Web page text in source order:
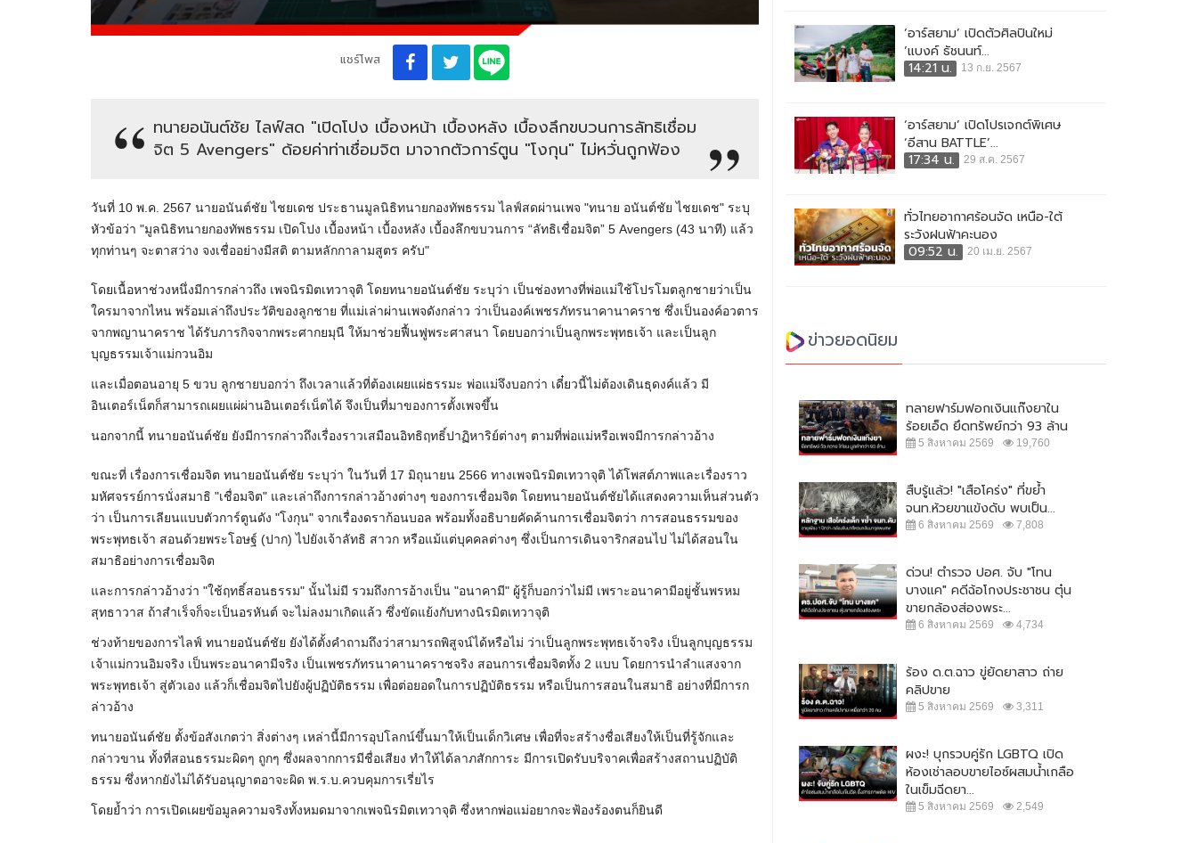
แชร์โพส
ทนายอนันต์ชัย ไลฟ์สด "เปิดโปง เบื้องหน้า เบื้องหลัง เบื้องลึกขบวนการลัทธิเชื่อม
จิต 5 Avengers" ด้อยค่าท่าเชื่อมจิต มาจากตัวการ์ตูน "โงกุน" ไม่หวั่นถูกฟ้อง
วันที่ 10 พ.ค. 2567 นายอนันต์ชัย ไชยเดช ประธานมูลนิธิทนายกองทัพธรรม ไลฟ์สดผ่านเพจ "ทนาย อนันต์ชัย ไชยเดช" ระบุ
หัวข้อว่า "มูลนิธิทนายกองทัพธรรม เปิดโปง เบื้องหน้า เบื้องหลัง เบื้องลึกขบวนการ “ลัทธิเชื่อมจิต” 5 Avengers (43 นาที) แล้ว
ทุกท่านๆ จะตาสว่าง จงเชื่ออย่างมีสติ ตามหลักกาลามสูตร ครับ"
โดยเนื้อหาช่วงหนึ่งมีการกล่าวถึง เพจนิรมิตเทวาจุติ โดยทนายอนันต์ชัย ระบุว่า เป็นช่องทางที่พ่อแม่ใช้โปรโมตลูกชายว่าเป็น
ใครมาจากไหน พร้อมเล่าถึงประวัติของลูกชาย ที่แม่เล่าผ่านเพจดังกล่าว ว่าเป็นองค์เพชรภัทรนาคานาคราช ซึ่งเป็นองค์อวตาร
จากพญานาคราช ได้รับภารกิจจากพระศากยมุนี ให้มาช่วยฟื้นฟูพระศาสนา โดยบอกว่าเป็นลูกพระพุทธเจ้า และเป็นลูก
บุญธรรมเจ้าแม่กวนอิม
และเมื่อตอนอายุ 5 ขวบ ลูกชายบอกว่า ถึงเวลาแล้วที่ต้องเผยแผ่ธรรมะ พ่อแม่จึงบอกว่า เดี๋ยวนี้ไม่ต้องเดินธุดงค์แล้ว มี
อินเตอร์เน็ตก็สามารถเผยแผ่ผ่านอินเตอร์เน็ตได้ จึงเป็นที่มาของการตั้งเพจขึ้น
นอกจากนี้ ทนายอนันต์ชัย ยังมีการกล่าวถึงเรื่องราวเสมือนอิทธิฤทธิ์ปาฏิหาริย์ต่างๆ ตามที่พ่อแม่หรือเพจมีการกล่าวอ้าง
ขณะที่ เรื่องการเชื่อมจิต ทนายอนันต์ชัย ระบุว่า ในวันที่ 17 มิถุนายน 2566 ทางเพจนิรมิตเทวาจุติ ได้โพสต์ภาพและเรื่องราว
มหัศจรรย์การนั่งสมาธิ "เชื่อมจิต" และเล่าถึงการกล่าวอ้างต่างๆ ของการเชื่อมจิต โดยทนายอนันต์ชัยได้แสดงความเห็นส่วนตัว
ว่า เป็นการเลียนแบบตัวการ์ตูนดัง "โงกุน" จากเรื่องดราก้อนบอล พร้อมทั้งอธิบายคัดค้านการเชื่อมจิตว่า การสอนธรรมของ
พระพุทธเจ้า สอนด้วยพระโอษฐ์ (ปาก) ไปยังเจ้าลัทธิ สาวก หรือแม้แต่บุคคลต่างๆ ซึ่งเป็นการเดินจาริกสอนไป ไม่ได้สอนใน
สมาธิอย่างการเชื่อมจิต
และการกล่าวอ้างว่า "ใช้ฤทธิ์สอนธรรม" นั้นไม่มี รวมถึงการอ้างเป็น "อนาคามี" ผู้รู้ก็บอกว่าไม่มี เพราะอนาคามีอยู่ชั้นพรหม
สุทธาวาส ถ้าสำเร็จก็จะเป็นอรหันต์ จะไม่ลงมาเกิดแล้ว ซึ่งขัดแย้งกับทางนิรมิตเทวาจุติ
ช่วงท้ายของการไลฟ์ ทนายอนันต์ชัย ยังได้ตั้งคำถามถึงว่าสามารถพิสูจน์ได้หรือไม่ ว่าเป็นลูกพระพุทธเจ้าจริง เป็นลูกบุญธรรม
เจ้าแม่กวนอิมจริง เป็นพระอนาคามีจริง เป็นเพชรภัทรนาคานาคราชจริง สอนการเชื่อมจิตทั้ง 2 แบบ โดยการนำลำแสงจาก
พระพุทธเจ้า สู่ตัวเอง แล้วก็เชื่อมจิตไปยังผู้ปฏิบัติธรรม เพื่อต่อยอดในการปฏิบัติธรรม หรือเป็นการสอนในสมาธิ อย่างที่มีการก
ล่าวอ้าง
ทนายอนันต์ชัย ตั้งข้อสังเกตว่า สิ่งต่างๆ เหล่านี้มีการอุปโลกน์ขึ้นมาให้เป็นเด็กวิเศษ เพื่อที่จะสร้างชื่อเสียงให้เป็นที่รู้จักและ
กล่าวขาน ทั้งที่สอนธรรมะผิดๆ ถูกๆ ซึ่งผลจากการมีชื่อเสียง ทำให้ได้ลาภสักการะ มีการเปิดรับบริจาคเพื่อสร้างสถานปฏิบัติ
ธรรม ซึ่งหากยังไม่ได้รับอนุญาตอาจะผิด พ.ร.บ.ควบคุมการเรี่ยไร
โดยย้ำว่า การเปิดเผยข้อมูลความจริงทั้งหมดมาจากเพจนิรมิตเทวาจุติ ซึ่งหากพ่อแม่อยากจะฟ้องร้องตนก็ยินดี
‘อาร์สยาม’ เปิดตัวศิลปินใหม่
‘แบงค์ ธัชนนท์...
14:21 น.
13 ก.ย. 2567
‘อาร์สยาม’ เปิดโปรเจกต์พิเศษ
‘อีสาน BATTLE’...
17:34 น.
29 ส.ค. 2567
ทั่วไทยอากาศร้อนจัด เหนือ-ใต้
ระวังฝนฟ้าคะนอง
09:52 น.
20 เม.ย. 2567
ข่าวยอดนิยม
ทลายฟาร์มฟอกเงินแก๊งยาใน
ร้อยเอ็ด ยึดทรัพย์กว่า 93 ล้าน
5 สิงหาคม 2569 19,760
สืบรู้แล้ว! "เสือโคร่ง" ที่ขย้ำ
จนท.ห้วยขาแข้งดับ พบเป็น...
6 สิงหาคม 2569 7,808
ด่วน! ตำรวจ ปอศ. จับ "โทน
บางแค" คดีฉ้อโกงประชาชน ตุ๋น
ขายกล้องส่องพระ...
6 สิงหาคม 2569 4,734
ร้อง ด.ต.ฉาว ขู่ยัดยาสาว ถ่าย
คลิปขาย
5 สิงหาคม 2569 3,311
ผงะ! บุกรวบคู่รัก LGBTQ เปิด
ห้องเช่าลอบขายไอซ์ผสมน้ำเกลือ
ในเข็มฉีดยา...
5 สิงหาคม 2569 2,549